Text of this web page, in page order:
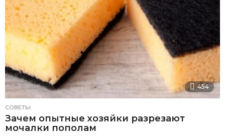
454
СОВЕТЫ
Зачем опытные хозяйки разрезают
мочалки пополам